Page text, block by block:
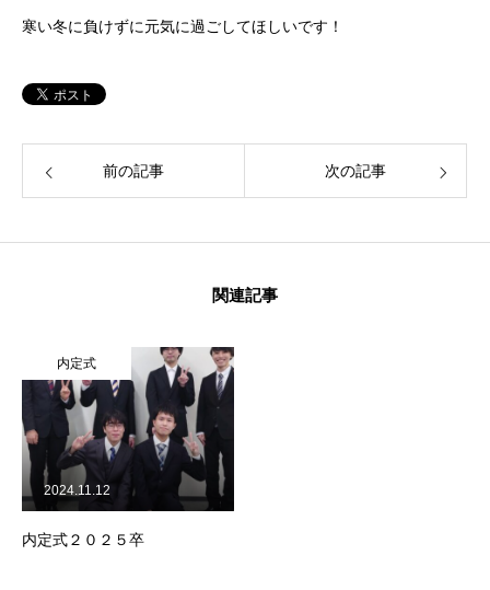
寒い冬に負けずに元気に過ごしてほしいです！
前の記事 次の記事
関連記事
内定式
内定式２０２５卒
2024.11.12